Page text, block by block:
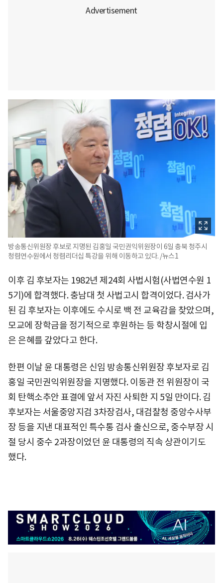
방송통신위원장 후보로 지명된 김홍일 국민권익위원장이 6일 충북 청주시
청렴연수원에서 청렴리더십 특강을 위해 이동하고 있다. /뉴스1
이후 김 후보자는 1982년 제24회 사법시험(사법연수원 1
5기)에 합격했다. 충남대 첫 사법고시 합격이었다. 검사가
된 김 후보자는 이후에도 수시로 백 전 교육감을 찾았으며,
모교에 장학금을 정기적으로 후원하는 등 학창시절에 입
은 은혜를 갚았다고 한다.
한편 이날 윤 대통령은 신임 방송통신위원장 후보자로 김
홍일 국민권익위원장을 지명했다. 이동관 전 위원장이 국
회 탄핵소추안 표결에 앞서 자진 사퇴한 지 5일 만이다. 김
후보자는 서울중앙지검 3차장검사, 대검찰청 중앙수사부
장 등을 지낸 대표적인 특수통 검사 출신으로, 중수부장 시
절 당시 중수 2과장이었던 윤 대통령의 직속 상관이기도
했다.